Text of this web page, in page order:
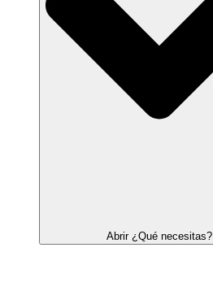
Abrir ¿Qué necesitas?